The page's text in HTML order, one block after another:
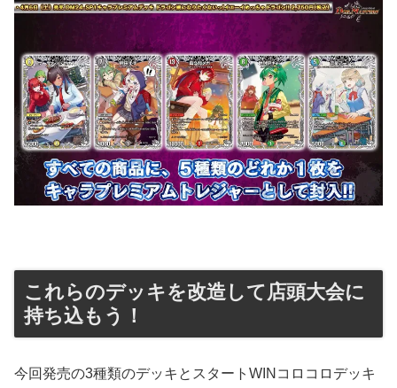
これらのデッキを改造して店頭大会に
持ち込もう！
今回発売の3種類のデッキとスタートWINコロコロデッキ